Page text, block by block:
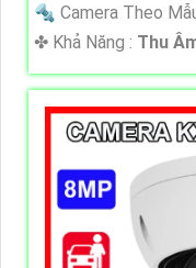
🔩 Camera Theo
️✤ Khả Năng : Thu